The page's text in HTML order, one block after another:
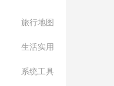
旅行地图
生活实用
系统工具